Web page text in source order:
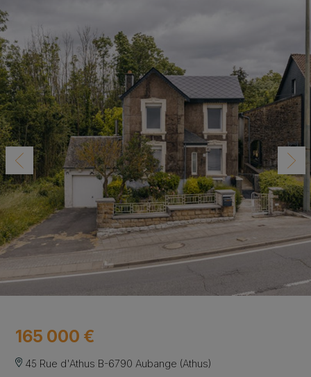
45 Rue d'Athus B-6790 Aubange (Athus)
165 000 €